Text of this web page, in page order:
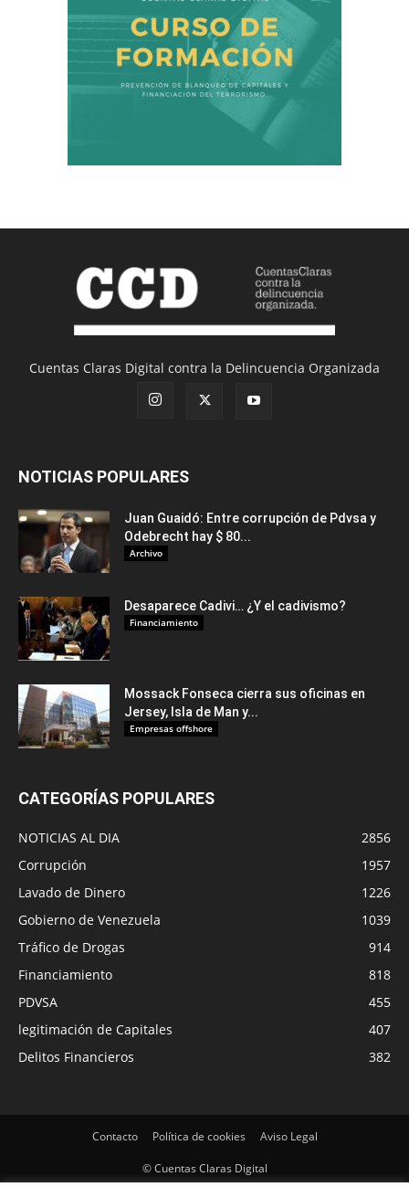
Cuentas Claras Digital contra la Delincuencia Organizada
NOTICIAS POPULARES
Juan Guaidó: Entre corrupción de Pdvsa y
Odebrecht hay $ 80...
Archivo
Desaparece Cadivi… ¿Y el cadivismo?
Financiamiento
Mossack Fonseca cierra sus oficinas en
Jersey, Isla de Man y...
Empresas offshore
CATEGORÍAS POPULARES
NOTICIAS AL DIA
2856
Corrupción
1957
Lavado de Dinero
1226
Gobierno de Venezuela
1039
Tráfico de Drogas
914
Financiamiento
818
PDVSA
455
legitimación de Capitales
407
Delitos Financieros
382
Contacto Política de cookies Aviso Legal
© Cuentas Claras Digital